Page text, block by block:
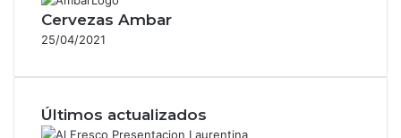
Cervezas Ambar
25/04/2021
Últimos actualizados